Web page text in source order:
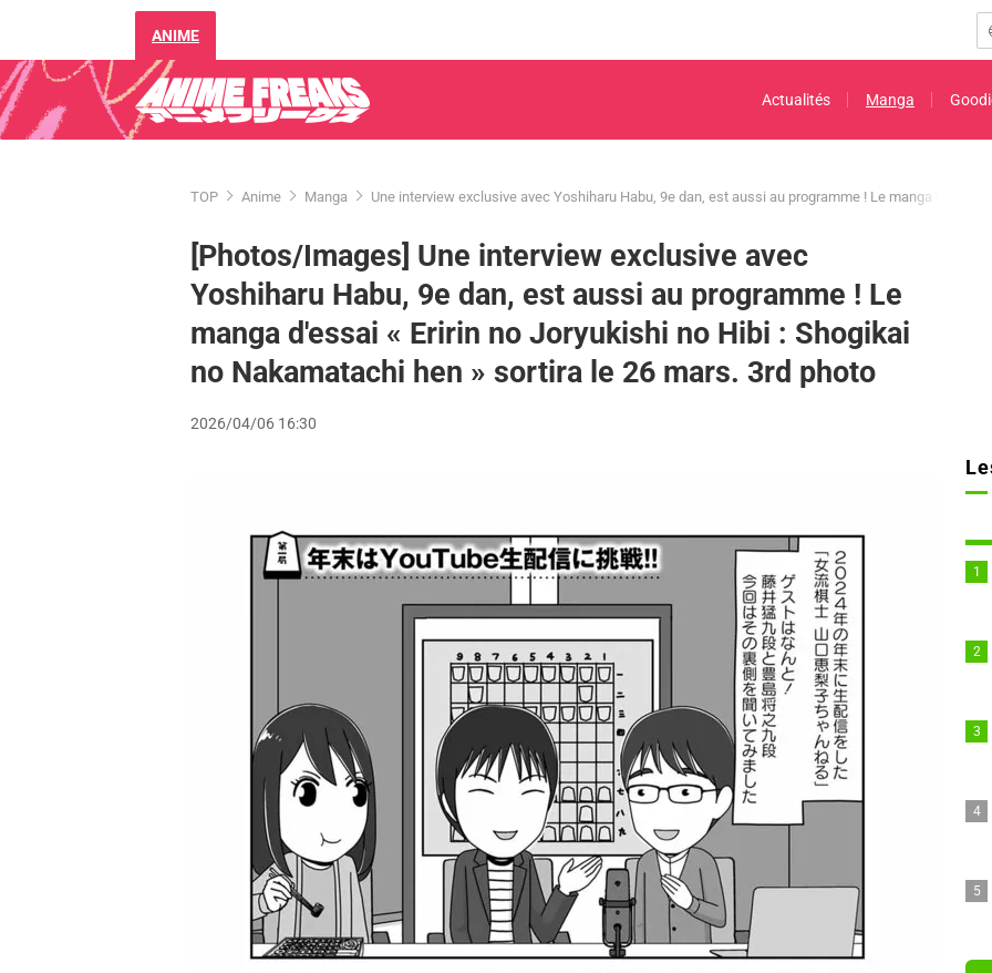
ANIME
Actualités Manga
TOP Anime Manga Une interview exclusive avec Yoshiharu Habu, 9e dan, est aussi au programme ! Le manga d'essai
[Photos/Images] Une interview exclusive avec
Yoshiharu Habu, 9e dan, est aussi au programme ! Le
manga d'essai « Eririn no Joryukishi no Hibi : Shogikai
no Nakamatachi hen » sortira le 26 mars. 3rd photo
2026/04/06 16:30